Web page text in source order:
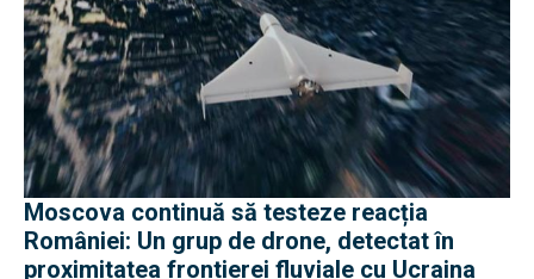
Moscova continuă să testeze reacția
României: Un grup de drone, detectat în
proximitatea frontierei fluviale cu Ucraina